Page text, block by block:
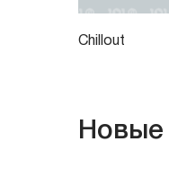
Chillout
Новые